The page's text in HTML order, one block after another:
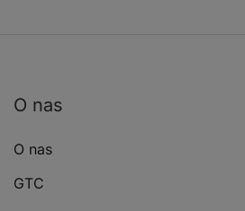
Ogłoszenie
„Rais_Exception”]
O nas
O nas
GTC